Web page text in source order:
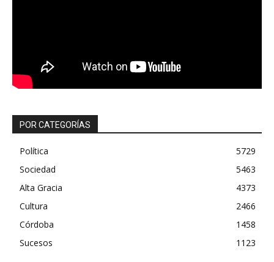
POR CATEGORÍAS
Política
5729
Sociedad
5463
Alta Gracia
4373
Cultura
2466
Córdoba
1458
Sucesos
1123